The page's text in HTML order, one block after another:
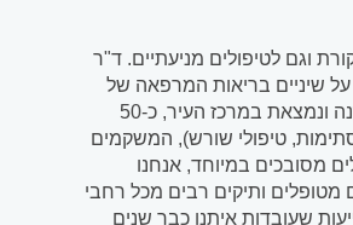
וגם לטיפולים מניעתיים. ד"ר
על שיניים בריאות המרפאה של
הרופאים ד"ר מאיר כרמון וד"ר מיא כרמון היא כבר מוסד בעיר נתניה. המרפאה הוקמה לפני יותר מ-30 שנה ונמצאת במרכז העיר, כ-50
טיפולי שורש), המשקמים
מסובכים במיוחד, אנחנו
ותיקים רבים מכל רחבי
שעובדות איתנו כבר שנים